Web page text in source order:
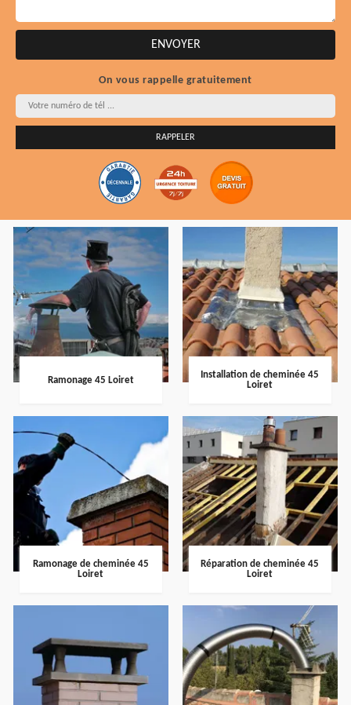
On vous rappelle gratuitement
Ramonage 45 Loiret
Installation de cheminée 45
Loiret
Ramonage de cheminée 45
Loiret
Réparation de cheminée 45
Loiret